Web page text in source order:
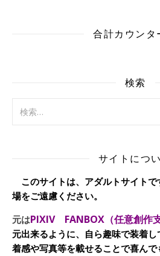
合計カウンタ
検索
サイトにつ
このサイトは、アダルトサイトで
場をご遠慮ください。
元はPIXIV FANBOX（任意創作支
元出来るように、自ら趣味で装着
着感や写真等を載せることで喜ん